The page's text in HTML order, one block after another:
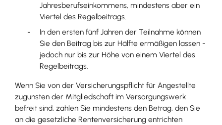
Jahresberufseinkommens, mindestens aber ein
Viertel des Regelbeitrags.
In den ersten fünf Jahren der Teilnahme können
Sie den Beitrag bis zur Hälfte ermäßigen lassen -
jedoch nur bis zur Höhe von einem Viertel des
Regelbeitrags.
Wenn Sie von der Versicherungspflicht für Angestellte
zugunsten der Mitgliedschaft im Versorgungswerk
befreit sind, zahlen Sie mindestens den Betrag, den Sie
an die gesetzliche Rentenversicherung entrichten